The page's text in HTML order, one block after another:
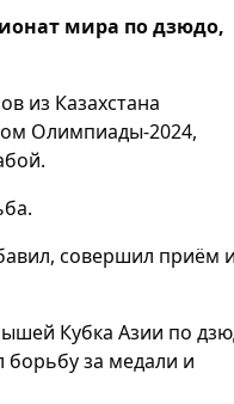
мира по дзюдо,
из Казахстана
Олимпиады-2024,
совершил приём и
Кубка Азии по
борьбу за медали и